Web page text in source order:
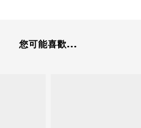
您可能喜歡...